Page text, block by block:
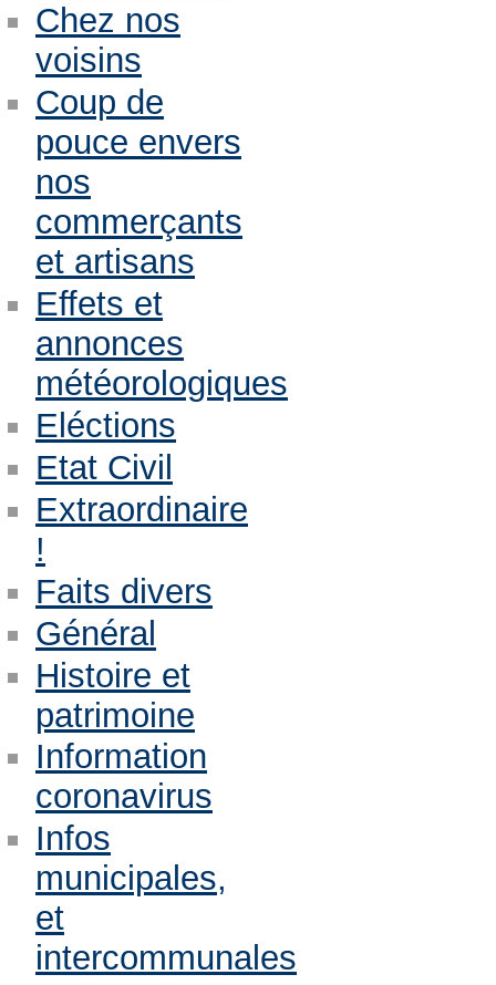
Chez nos
voisins
Coup de
pouce envers
nos
commerçants
et artisans
Effets et
annonces
météorologiques
Eléctions
Etat Civil
Extraordinaire
!
Faits divers
Général
Histoire et
patrimoine
Information
coronavirus
Infos
municipales,
et
intercommunales